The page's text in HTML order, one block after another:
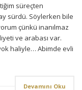
süreçten
sürdü. Söylerken bile
çünkü inanılmaz
ve arabası var.
haliyle… Abimde evli
Devamını Oku